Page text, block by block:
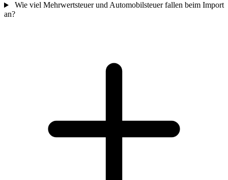
Wie viel Mehrwertsteuer und Automobilsteuer fallen beim Import
an?